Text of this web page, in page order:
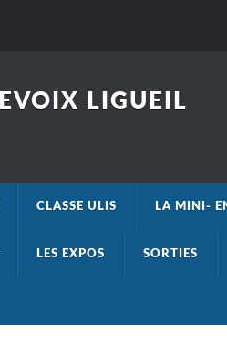
LIGUEIL
CLASSE ULIS LA MINI-
LES EXPOS SORTIES